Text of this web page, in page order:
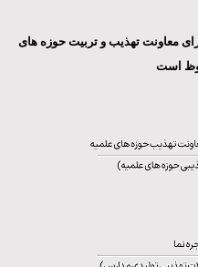
معاونت تهذیب و تربیت حوزه های
است